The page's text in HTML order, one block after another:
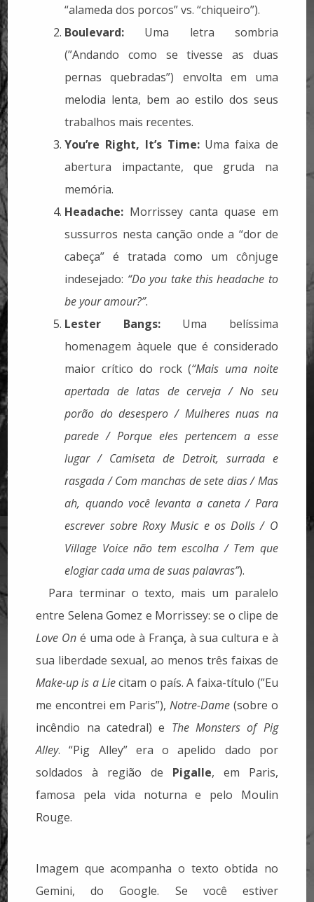
“alameda dos porcos” vs. “chiqueiro”).
Boulevard: Uma letra sombria
(”Andando como se tivesse as duas
pernas quebradas”) envolta em uma
melodia lenta, bem ao estilo dos seus
trabalhos mais recentes.
You’re Right, It’s Time:Uma faixa de
abertura impactante, que gruda na
memória.
Headache: Morrissey canta quase em
sussurros nesta canção onde a “dor de
cabeça” é tratada como um cônjuge
indesejado: “Do you take this headache to
be your amour?”.
Lester Bangs:Uma belíssima
homenagem àquele que é considerado
maior crítico do rock (“Mais uma noite
apertada de latas de cerveja / No seu
porão do desespero / Mulheres nuas na
parede / Porque eles pertencem a esse
lugar / Camiseta de Detroit, surrada e
rasgada / Com manchas de sete dias / Mas
ah, quando você levanta a caneta / Para
escrever sobre Roxy Music e os Dolls / O
Village Voice não tem escolha / Tem que
elogiar cada uma de suas palavras”).
Para terminar o texto, mais um paralelo
entre Selena Gomez e Morrissey: se o clipe de
Love Oné uma ode à França, à sua cultura e à
sua liberdade sexual, ao menos três faixas de
Make-up is a Liecitam o país. A faixa-título (”Eu
me encontrei em Paris”), Notre-Dame(sobre o
incêndio na catedral) e The Monsters of Pig
Alley. “Pig Alley” era o apelido dado por
soldados à região de Pigalle, em Paris,
famosa pela vida noturna e pelo Moulin
Rouge.
Imagem que acompanha o texto obtida no
Gemini, do Google. Se você estiver